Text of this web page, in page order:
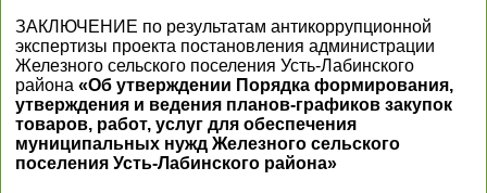
ЗАКЛЮЧЕНИЕ по результатам антикоррупционной
экспертизы проекта постановления администрации
Железного сельского поселения Усть-Лабинского
района «Об утверждении Порядка формирования,
утверждения и ведения планов-графиков закупок
товаров, работ, услуг для обеспечения
муниципальных нужд Железного сельского
поселения Усть-Лабинского района»